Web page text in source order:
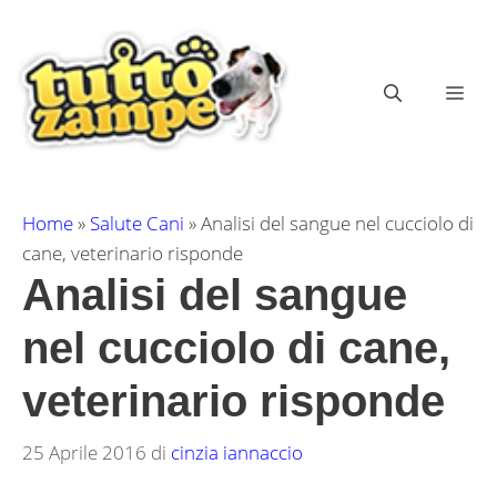
contenuto
Home» Salute Cani »Analisi del sangue nel cucciolo di
cane, veterinario risponde
Analisi del sangue
nel cucciolo di cane,
veterinario risponde
25 Aprile 2016 di cinzia iannaccio